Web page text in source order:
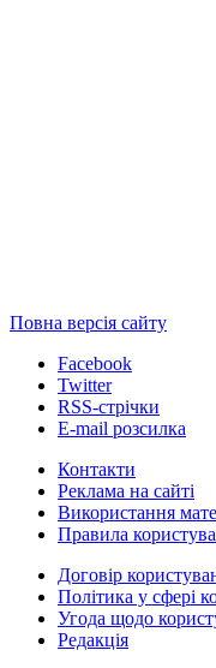
Повна версія сайту
Facebook
Twitter
RSS-стрічки
E-mail розсилка
Контакти
Реклама на сайті
Використання
Правила
Договір
Політика у сфері
Угода щодо
Редакція